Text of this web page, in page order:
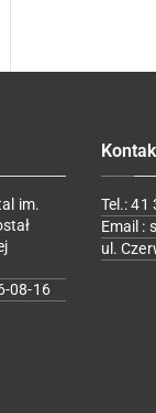
im.
08-16
Tel.: 41
Email :
ul.